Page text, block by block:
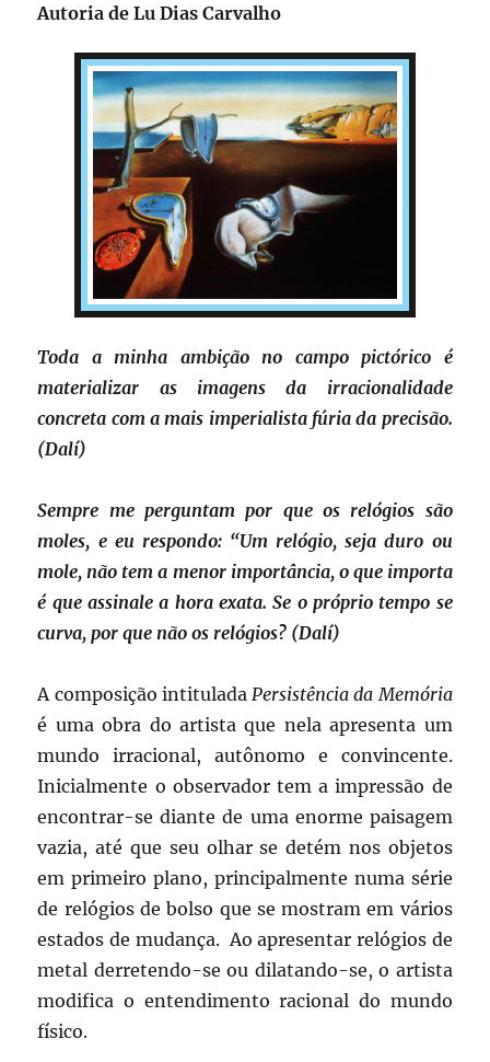
Autoria deLu Dias Carvalho
Toda a minha ambição no campo pictórico é
materializar as imagens da irracionalidade
concreta com a mais imperialista fúria da precisão.
(Dalí)
Sempre me perguntam por que os relógios são
moles, e eu respondo: “Um relógio, seja duro ou
mole, não tem a menor importância, o que importa
é que assinale a hora exata. Se o próprio tempo se
curva, por que não os relógios? (Dalí)
A composição intituladaPersistência da Memória
é uma obra do artista que nela apresenta um
mundo irracional, autônomo e convincente.
Inicialmente o observador tem a impressão de
encontrar-se diante de uma enorme paisagem
vazia, até que seu olhar se detém nos objetos
em primeiro plano, principalmente numa série
de relógios de bolso que se mostram em vários
estados de mudança. Ao apresentar relógios de
metal derretendo-se ou dilatando-se, o artista
modifica o entendimento racional do mundo
físico.